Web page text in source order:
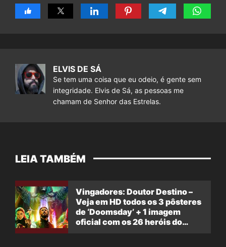
ELVIS DE SÁ
Se tem uma coisa que eu odeio, é gente sem
integridade. Elvis de Sá, as pessoas me
chamam de Senhor das Estrelas.
LEIA TAMBÉM
Vingadores: Doutor Destino –
Veja em HD todos os 3 pôsteres
de ‘Doomsday’ + 1 imagem
oficial com os 26 heróis do